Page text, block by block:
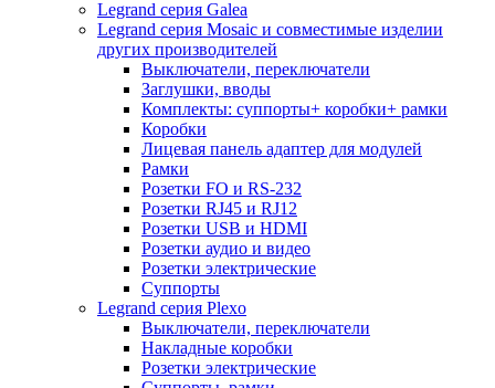
Legrand серия Galea
Legrand серия Mosaic и совместимые изделии
других производителей
Выключатели, переключатели
Заглушки, вводы
Комплекты: суппорты+ коробки+ рамки
Коробки
Лицевая панель адаптер для модулей
Рамки
Розетки FO и RS-232
Розетки RJ45 и RJ12
Розетки USB и HDMI
Розетки аудио и видео
Розетки электрические
Суппорты
Legrand серия Plexo
Выключатели, переключатели
Накладные коробки
Розетки электрические